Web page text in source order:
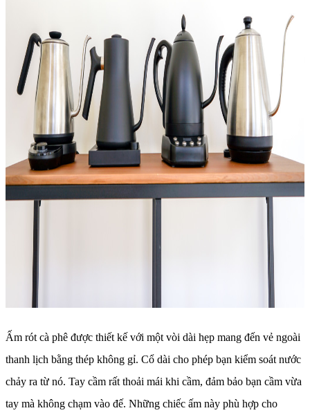
Ấm rót cà phê được thiết kế với một vòi dài hẹp mang đến vẻ ngoài
thanh lịch bằng thép không gỉ. Cổ dài cho phép bạn kiểm soát nước
chảy ra từ nó. Tay cầm rất thoải mái khi cầm, đảm bảo bạn cầm vừa
tay mà không chạm vào đế. Những chiếc ấm này phù hợp cho